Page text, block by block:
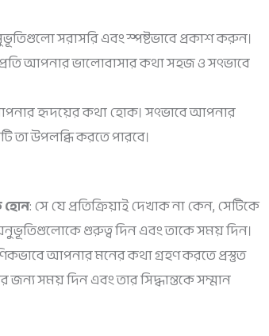
সরাসরি এবং স্পষ্টভাবে প্রকাশ করুন।
আপনার ভালোবাসার কথা সহজ ও সৎভাবে
হৃদয়ের কথা হোক। সৎভাবে আপনার
উপলব্ধি করতে পারবে।
হোন: সে যে প্রতিক্রিয়াই দেখাক না কেন, সেটিকে
গুরুত্ব দিন এবং তাকে সময় দিন।
আপনার মনের কথা গ্রহণ করতে প্রস্তুত
জন্য সময় দিন এবং তার সিদ্ধান্তকে সম্মান